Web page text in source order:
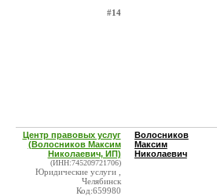
#14
Центр правовых услуг
(Волосников Максим
Николаевич, ИП)
(ИНН:745209721706)
Юридические услуги ,
Челябинск
Код:659980
Волосников
Максим
Николаевич